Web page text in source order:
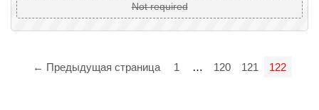
Not required
← Предыдущая страница 1 … 120 121 122